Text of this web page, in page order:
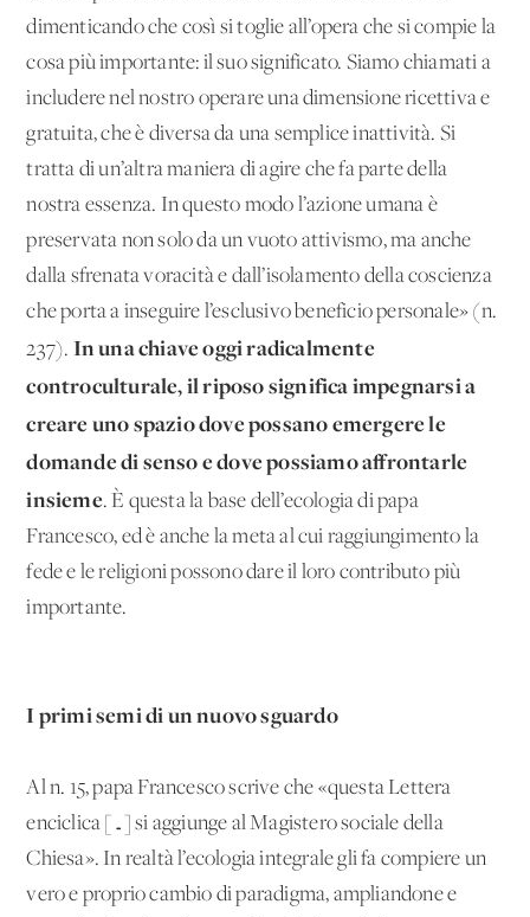
dimenticando che così si toglie all’opera che si compie la
cosa più importante: il suo significato. Siamo chiamati a
includere nel nostro operare una dimensione ricettiva e
gratuita, che è diversa da una semplice inattività. Si
tratta di un’altra maniera di agire che fa parte della
nostra essenza. In questo modo l’azione umana è
preservata non solo da un vuoto attivismo, ma anche
dalla sfrenata voracità e dall’isolamento della coscienza
che porta a inseguire l’esclusivo beneficio personale» (n.
237). In una chiave oggi radicalmente
controculturale, il riposo significa impegnarsi a
creare uno spazio dove possano emergere le
domande di senso e dove possiamo affrontarle
insieme. È questa la base dell’ecologia di papa
Francesco, ed è anche la meta al cui raggiungimento la
fede e le religioni possono dare il loro contributo più
importante.
I primi semi di un nuovo sguardo
Al n. 15, papa Francesco scrive che «questa Lettera
enciclica […] si aggiunge al Magistero sociale della
Chiesa». In realtà l’ecologia integrale gli fa compiere un
vero e proprio cambio di paradigma, ampliandone e